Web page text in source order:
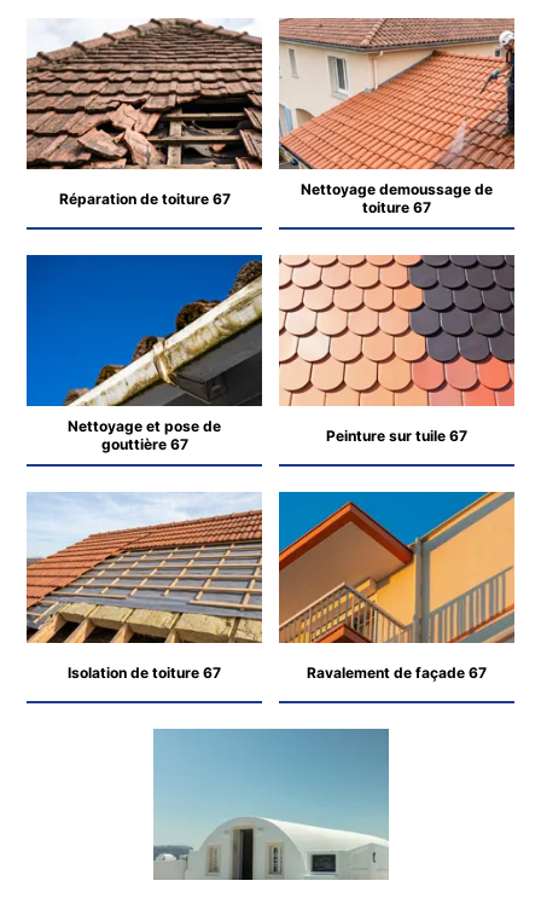
Réparation de toiture 67
Nettoyage demoussage de
toiture 67
Nettoyage et pose de
gouttière 67
Peinture sur tuile 67
Isolation de toiture 67 Ravalement de façade 67